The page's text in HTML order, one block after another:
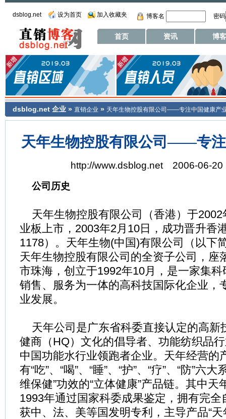
dsblog.net 设为首页 加入收藏夹 博客名 密码
首页 资讯 博客
dsblog.net 企业 » 直销企业 » 天年生物控股有限公司——专注中国健康产
天年生物控股有限公司——专
http://www.dsblog.net 2006-06-20
公司历史
天年生物控股有限公司（香港）于2002
业板上市，2003年2月10日，成功晋升香
1178）。天年生物(中国)有限公司（以下
天年生物控股有限公司的全资子公司，座
市珠海，创立于1992年10月，是一家集
销售、服务为一体的高科技国际化企业，
业发展。
天年公司是广东省科委直接认定的高新
健商（HQ）文化的倡导者、功能纺织品
中国功能水行业领跑者企业。天年经营的
有“吃”、“喝”、“睡”、“护”、“疗”、“防”六
维保健”功效的“立体健康”产品链。其中天
1993年通过国家科委成果鉴定，拥有完全
获中、法、美等国发明专利，主导产品“